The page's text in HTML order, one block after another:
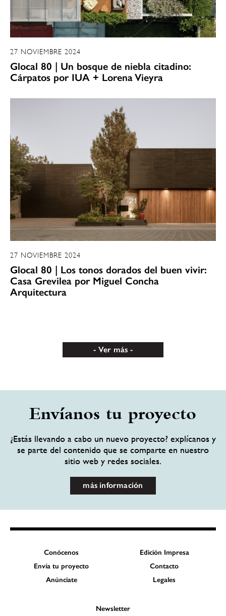
27 NOVIEMBRE 2024
Glocal 80 | Un bosque de niebla citadino:
Cárpatos por IUA + Lorena Vieyra
27 NOVIEMBRE 2024
Glocal 80 | Los tonos dorados del buen vivir:
Casa Grevilea por Miguel Concha
Arquitectura
Ver más
Envíanos tu proyecto
¿Estás llevando a cabo un nuevo proyecto? explícanos y
se parte del contenido que se comparte en nuestro
sitio web y redes sociales.
más información
Conócenos
Edición Impresa
Envía tu proyecto
Contacto
Anúnciate
Legales
Newsletter